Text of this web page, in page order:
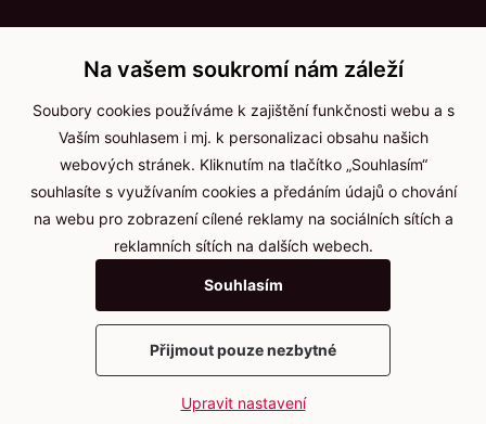
+420 736 535 066
Po - pá: 8:00 - 16:00
info@jma-kam.cz
Důležité informace
Ochrana osobních údajů
Cookies
2025 © Kameníčci s.r.o.
VytvořilwebProgress
Na vašem soukromí nám záleží
Soubory cookies používáme k zajištění funkčnosti webu a s
Vaším souhlasem i mj. k personalizaci obsahu našich
webových stránek. Kliknutím na tlačítko „Souhlasím“
souhlasíte s využívaním cookies a předáním údajů o chování
na webu pro zobrazení cílené reklamy na sociálních sítích a
reklamních sítích na dalších webech.
Souhlasím
Přijmout pouze nezbytné
Upravit nastavení